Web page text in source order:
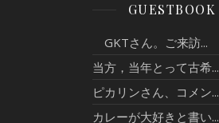
GUESTBOOK
GKTさん。ご来訪...
当方，当年とって古希...
ピカリンさん、コメン...
カレーが大好きと書い...